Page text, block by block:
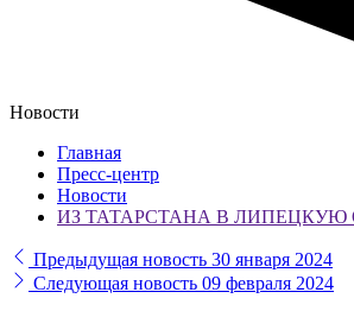
Новости
Главная
Пресс-центр
Новости
ИЗ ТАТАРСТАНА В ЛИПЕЦКУЮ
Предыдущая новость 30 января 2024
Следующая новость 09 февраля 2024